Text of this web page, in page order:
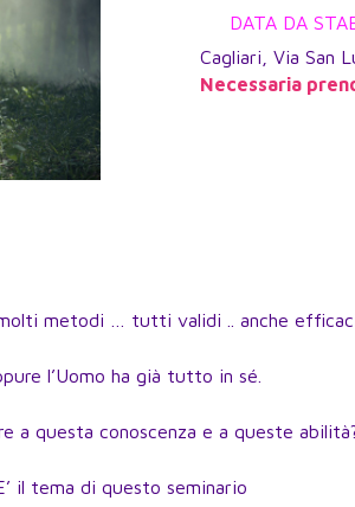
DATA DA
Cagliari, Via San
Necessaria
metodi … tutti validi .. anche
l’Uomo ha già tutto in sé.
a questa conoscenza e a queste
il tema di questo seminario